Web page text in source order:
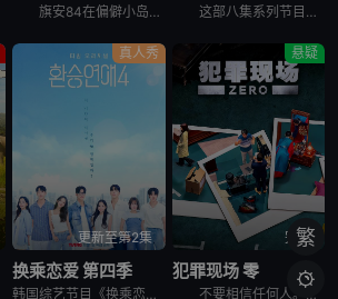
旗安84在偏僻小岛上开设让人逃离烦嚣的另类民宿，由防弹少年团Jin和池艺恩带领客人进行有趣的冒险，过程中也少不了各种爆笑的突发状况。 这部八集系列节目拍摄于2023年，在朴智旻和田柾国入伍韩国军队之前，它记录了两人前往三个标志性全球目的地的旅行：美国纽约州、韩国济州岛和日本札幌。 &nbsp; &nbsp; &nbsp; &nb
真人秀
更新至第2集
换乘恋爱 第四季
韩国综艺节目《换乘恋爱 第四季》。
悬疑
完结
犯罪现场 零
不要相信任何人。任何人都有可能成为犯人。在6名玩家之间展开的异想天开的推理战争。超越韩国，将迎来吸引全球观众的传奇角色扮演推理综艺的新篇章。
繁
